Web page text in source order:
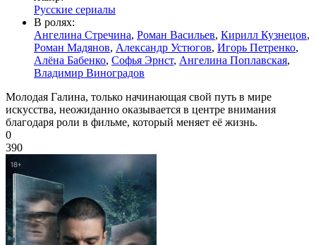
Русские сериалы
В ролях:
Ангелина Стречина, Роман Васильев, Кирилл Кузнецов,
Роман Мадянов, Александр Устюгов, Игорь Петренко,
Алёна Бабенко, Софья Эрнст, Ангелина Поплавская,
Владимир Виноградов
Молодая Галина, только начинающая свой путь в мире
искусства, неожиданно оказывается в центре внимания
благодаря роли в фильме, который меняет её жизнь.
0
390